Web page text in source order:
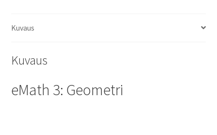
Kuvaus
Kuvaus
eMath 3: Geometri